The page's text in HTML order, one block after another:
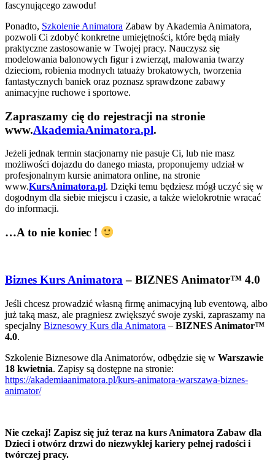
fascynującego zawodu!
Ponadto, Szkolenie Animatora Zabaw by Akademia Animatora,
pozwoli Ci zdobyć konkretne umiejętności, które będą miały
praktyczne zastosowanie w Twojej pracy. Nauczysz się
modelowania balonowych figur i zwierząt, malowania twarzy
dzieciom, robienia modnych tatuaży brokatowych, tworzenia
fantastycznych baniek oraz poznasz sprawdzone zabawy
animacyjne ruchowe i sportowe.
Zapraszamy cię do rejestracji na stronie
www.AkademiaAnimatora.pl.
Jeżeli jednak termin stacjonarny nie pasuje Ci, lub nie masz
możliwości dojazdu do danego miasta, proponujemy udział w
profesjonalnym kursie animatora online, na stronie
www.KursAnimatora.pl. Dzięki temu będziesz mógł uczyć się w
dogodnym dla siebie miejscu i czasie, a także wielokrotnie wracać
do informacji.
…A to nie koniec !
Biznes Kurs Animatora– BIZNES Animator™ 4.0
Jeśli chcesz prowadzić własną firmę animacyjną lub eventową, albo
już taką masz, ale pragniesz zwiększyć swoje zyski, zapraszamy na
specjalny Biznesowy Kurs dla Animatora – BIZNES Animator™
4.0.
Szkolenie Biznesowe dla Animatorów, odbędzie się w Warszawie
18 kwietnia. Zapisy są dostępne na stronie:
https://akademiaanimatora.pl/kurs-animatora-warszawa-biznes-
animator/
Nie czekaj! Zapisz się już teraz na kurs Animatora Zabaw dla
Dzieci i otwórz drzwi do niezwykłej kariery pełnej radości i
twórczej pracy.